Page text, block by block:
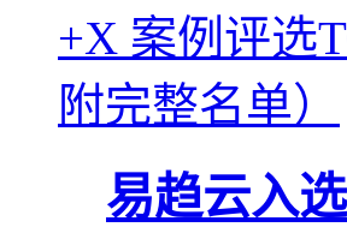
易趋云入